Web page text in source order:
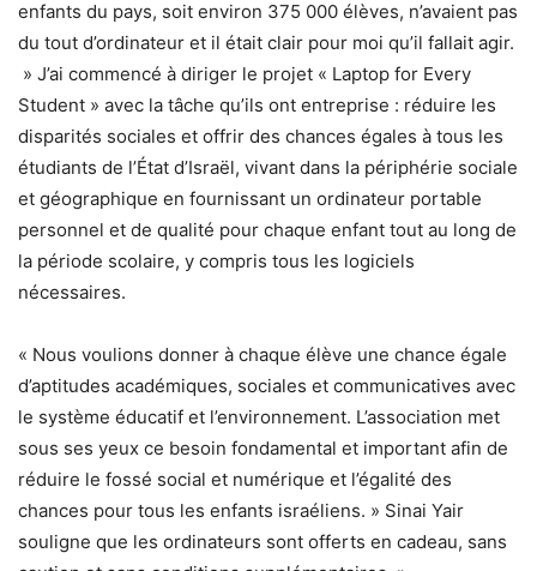
enfants du pays, soit environ 375 000 élèves, n’avaient pas
du tout d’ordinateur et il était clair pour moi qu’il fallait agir.
» J’ai commencé à diriger le projet « Laptop for Every
Student » avec la tâche qu’ils ont entreprise : réduire les
disparités sociales et offrir des chances égales à tous les
étudiants de l’État d’Israël, vivant dans la périphérie sociale
et géographique en fournissant un ordinateur portable
personnel et de qualité pour chaque enfant tout au long de
la période scolaire, y compris tous les logiciels
nécessaires.
« Nous voulions donner à chaque élève une chance égale
d’aptitudes académiques, sociales et communicatives avec
le système éducatif et l’environnement. L’association met
sous ses yeux ce besoin fondamental et important afin de
réduire le fossé social et numérique et l’égalité des
chances pour tous les enfants israéliens. » Sinai Yair
souligne que les ordinateurs sont offerts en cadeau, sans